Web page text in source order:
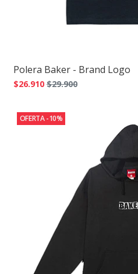
Polera Baker - Brand Logo
$26.910 $29.900
OFERTA -10%